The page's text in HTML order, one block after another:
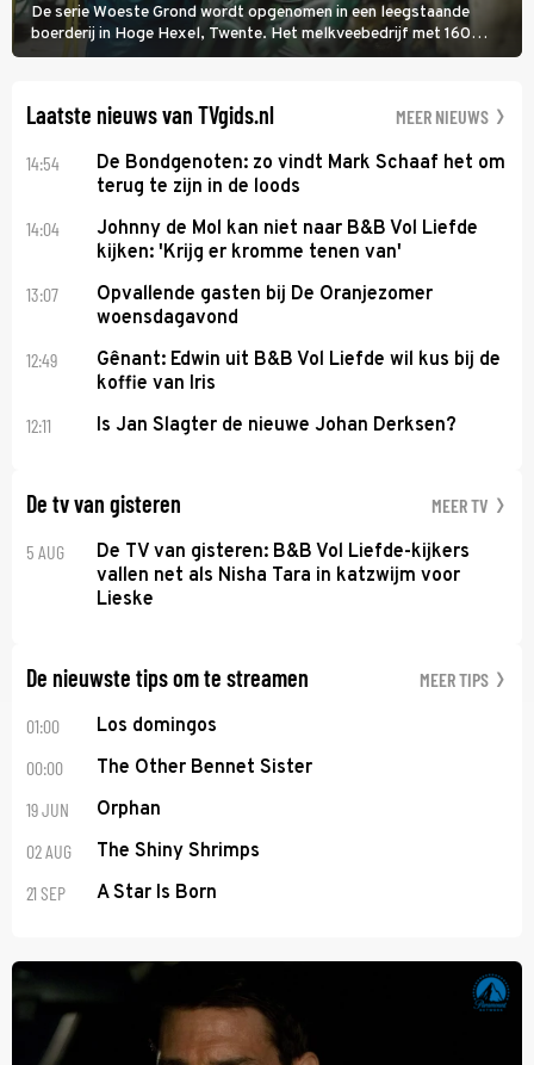
De serie Woeste Grond wordt opgenomen in een leegstaande
boerderij in Hoge Hexel, Twente. Het melkveebedrijf met 160
koeien moest sluiten, omdat het dicht bij een Natura 2000-gebied
Laatste nieuws van TVgids.nl MEER NIEUWS
14:54
De Bondgenoten: zo vindt Mark Schaaf het om
terug te zijn in de loods
14:04
Johnny de Mol kan niet naar B&B Vol Liefde
kijken: 'Krijg er kromme tenen van'
13:07
Opvallende gasten bij De Oranjezomer
woensdagavond
12:49
Gênant: Edwin uit B&B Vol Liefde wil kus bij de
koffie van Iris
12:11 Is Jan Slagter de nieuwe Johan Derksen?
De tv van gisteren MEER TV
5 AUG
De TV van gisteren: B&B Vol Liefde-kijkers
vallen net als Nisha Tara in katzwijm voor
Lieske
De nieuwste tips om te streamen MEER TIPS
01:00 Los domingos
00:00 The Other Bennet Sister
19 JUN Orphan
02 AUG The Shiny Shrimps
21 SEP A Star Is Born